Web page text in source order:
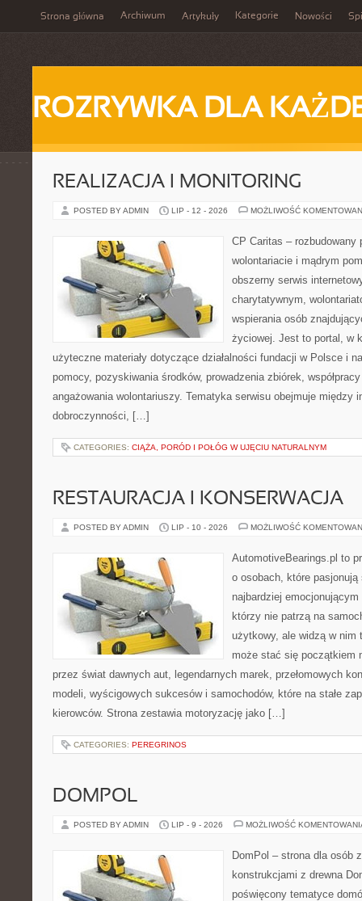
Strona główna Archiwum Artykuły Kategorie Nowości
ROZRYWKA DLA
REALIZACJA I MONITORING
POSTED BY ADMIN LIP - 12 - 2026 MOŻLIWOŚĆ
CP Caritas – rozbudowany
wolontariacie i mądrym
obszerny serwis
charytatywnym,
wspierania osób
życiowej. Jest to portal, w
użyteczne materiały dotyczące działalności fundacji w Polsce i
pomocy, pozyskiwania środków, prowadzenia zbiórek,
angażowania wolontariuszy. Tematyka serwisu obejmuje między
dobroczynności, […]
CATEGORIES: CIĄŻA, PORÓD I POŁÓG W UJĘCIU NATURALNYM
RESTAURACJA I KONSERWACJA
POSTED BY ADMIN LIP - 10 - 2026 MOŻLIWOŚĆ
AutomotiveBearings.pl to
o osobach, które
najbardziej
którzy nie patrzą na
użytkowy, ale widzą w nim
może stać się początkiem
przez świat dawnych aut, legendarnych marek, przełomowych
modeli, wyścigowych sukcesów i samochodów, które na stałe
kierowców. Strona zestawia motoryzację jako […]
CATEGORIES: PEREGRINOS
DOMPOL
POSTED BY ADMIN LIP - 9 - 2026 MOŻLIWOŚĆ
DomPol – strona dla osób
konstrukcjami z drewna
poświęcony tematyce